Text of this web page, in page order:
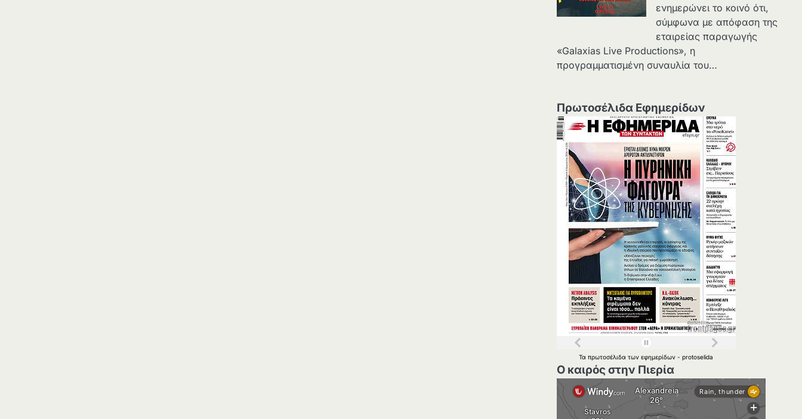
ενημερώνει το κοινό ότι,
σύμφωνα με απόφαση της
εταιρείας παραγωγής
«Galaxias Live Productions», η
προγραμματισμένη συναυλία του…
Πρωτοσέλιδα Εφημερίδων
Ταπρωτοσέλιδατωνεφημερίδων-protoselida
Ο καιρός στην Πιερία